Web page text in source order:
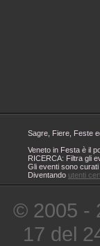
Sagre, Fiere, Feste
Veneto in Festa è il
RICERCA: Filtra gli
Gli eventi sono
Diventando utenti
© 2005 -
17 del